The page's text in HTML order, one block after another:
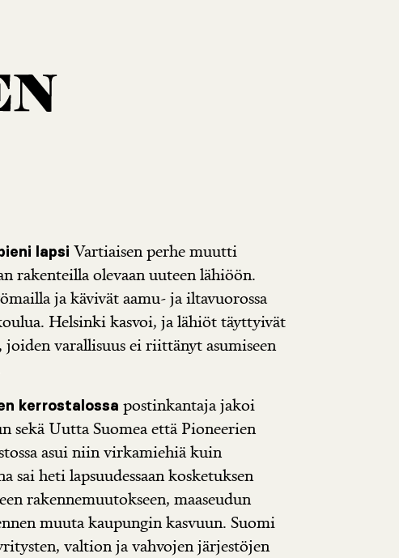
lapsi Vartiaisen perhe muutti
rakenteilla olevaan uuteen lähiöön.
ja kävivät aamu- ja iltavuorossa
Helsinki kasvoi, ja lähiöt täyttyivät
joiden varallisuus ei riittänyt asumiseen
kerrostalossa postinkantaja jakoi
sekä Uutta Suomea että Pioneerien
asui niin virkamiehiä kuin
sai heti lapsuudessaan kosketuksen
rakennemuutokseen, maaseudun
muuta kaupungin kasvuun. Suomi
valtion ja vahvojen järjestöjen